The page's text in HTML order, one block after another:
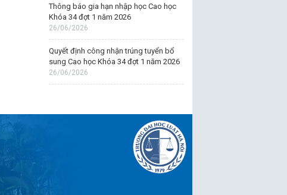
Thông báo gia hạn nhập học Cao học
Khóa 34 đợt 1 năm 2026
26/06/2026
Quyết định công nhận trúng tuyển bổ
sung Cao học Khóa 34 đợt 1 năm 2026
26/06/2026